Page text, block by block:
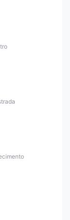
DFSA e FSC
conta na XM?
contas (conta
a conta Shares é
do setor:
clientes